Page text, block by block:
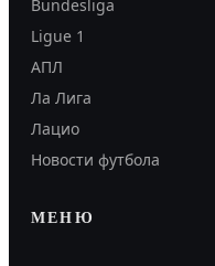
Bundesliga
Ligue 1
АПЛ
Ла Лига
Лацио
Новости футбола
МЕНЮ